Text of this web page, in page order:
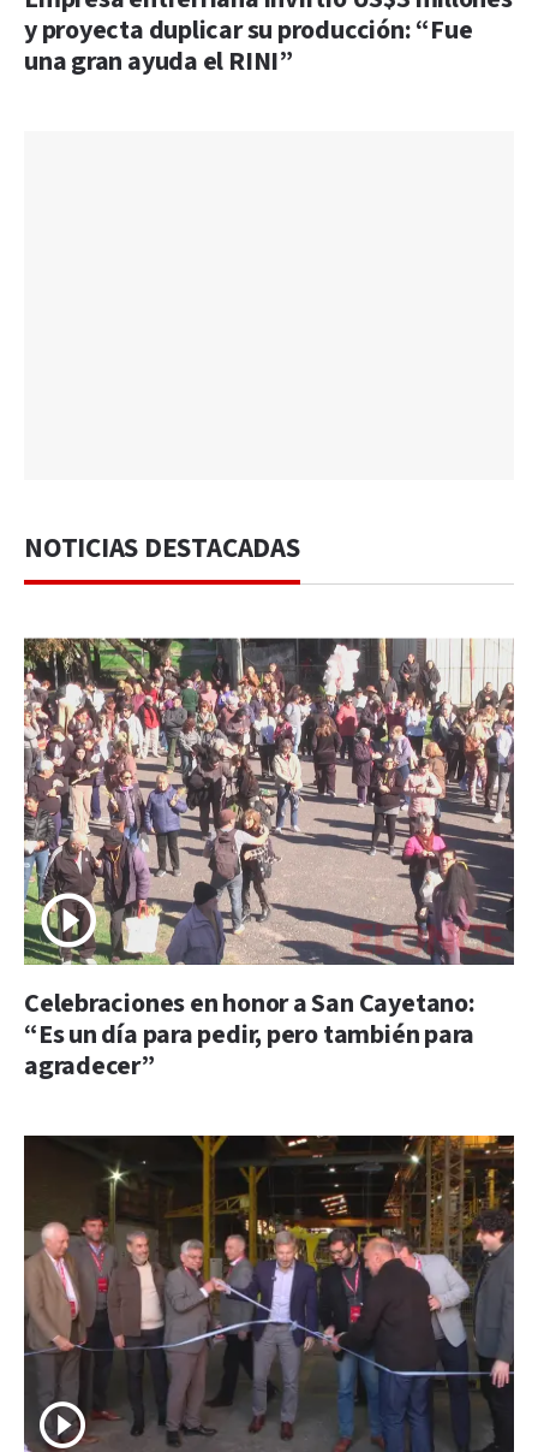
y proyecta duplicar su producción: “Fue
una gran ayuda el RINI”
NOTICIAS DESTACADAS
Celebraciones en honor a San Cayetano:
“Es un día para pedir, pero también para
agradecer”